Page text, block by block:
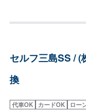
セルフ三島SS /
換
代車OK カードOK ロー